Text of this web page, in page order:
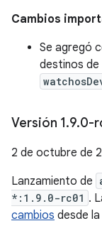
Cambios
Se agregó
destinos
Versión 1.9.0-
2 de octubre de
Lanzamiento de
*:1.9.0-rc01 .
cambios desde